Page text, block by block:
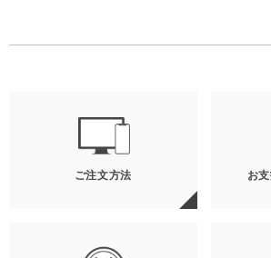
ご注文方法 お